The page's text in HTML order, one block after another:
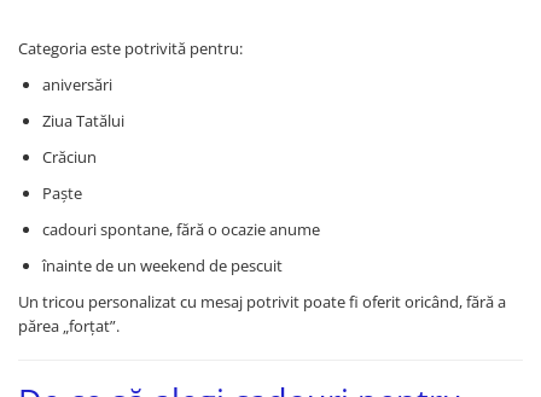
Categoria este potrivită pentru:
aniversări
Ziua Tatălui
Crăciun
Paște
cadouri spontane, fără o ocazie anume
înainte de un weekend de pescuit
Un tricou personalizat cu mesaj potrivit poate fi oferit oricând, fără a
părea „forțat”.